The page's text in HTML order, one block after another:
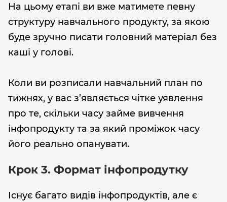
На цьому етапі ви вже матимете певну
структуру навчального продукту, за якою
буде зручно писати головний матеріал без
каші у голові.
Коли ви розписали навчальний план по
тижнях, у вас з’являється чітке уявлення
про те, скільки часу займе вивчення
інфопродукту та за який проміжок часу
його реально опанувати.
Крок 3. Формат інфопродутку
Існує багато видів інфопродуктів, але є